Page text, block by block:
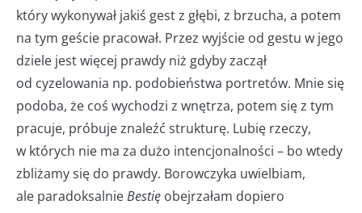
który wykonywał jakiś gest z głębi, z brzucha, a potem
na tym geście pracował. Przez wyjście od gestu w jego
dziele jest więcej prawdy niż gdyby zaczął
od cyzelowania np. podobieństwa portretów. Mnie się
podoba, że coś wychodzi z wnętrza, potem się z tym
pracuje, próbuje znaleźć strukturę. Lubię rzeczy,
w których nie ma za dużo intencjonalności – bo wtedy
zbliżamy się do prawdy. Borowczyka uwielbiam,
ale paradoksalnieBestię obejrzałam dopiero